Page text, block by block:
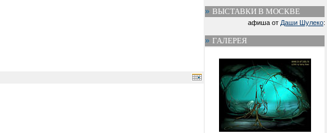
ВЫСТАВКИ В МОСКВЕ
афиша от Даши Шулеко:
ГАЛЕРЕЯ